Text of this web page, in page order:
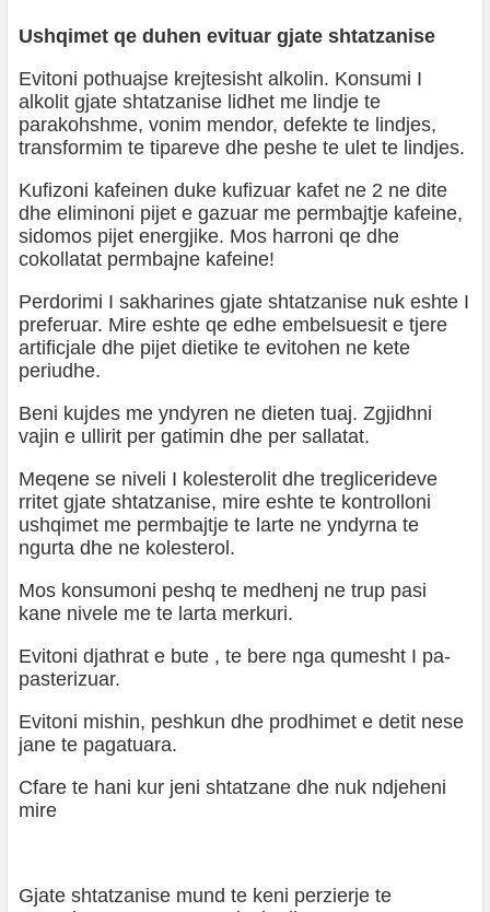
Ushqimet qe duhen evituar gjate shtatzanise
Evitoni pothuajse krejtesisht alkolin. Konsumi I
alkolit gjate shtatzanise lidhet me lindje te
parakohshme, vonim mendor, defekte te lindjes,
transformim te tipareve dhe peshe te ulet te lindjes.
Kufizoni kafeinen duke kufizuar kafet ne 2 ne dite
dhe eliminoni pijet e gazuar me permbajtje kafeine,
sidomos pijet energjike. Mos harroni qe dhe
cokollatat permbajne kafeine!
Perdorimi I sakharines gjate shtatzanise nuk eshte I
preferuar. Mire eshte qe edhe embelsuesit e tjere
artificjale dhe pijet dietike te evitohen ne kete
periudhe.
Beni kujdes me yndyren ne dieten tuaj. Zgjidhni
vajin e ullirit per gatimin dhe per sallatat.
Meqene se niveli I kolesterolit dhe treglicerideve
rritet gjate shtatzanise, mire eshte te kontrolloni
ushqimet me permbajtje te larte ne yndyrna te
ngurta dhe ne kolesterol.
Mos konsumoni peshq te medhenj ne trup pasi
kane nivele me te larta merkuri.
Evitoni djathrat e bute , te bere nga qumesht I pa-
pasterizuar.
Evitoni mishin, peshkun dhe prodhimet e detit nese
jane te pagatuara.
Cfare te hani kur jeni shtatzane dhe nuk ndjeheni
mire
Gjate shtatzanise mund te keni perzierje te